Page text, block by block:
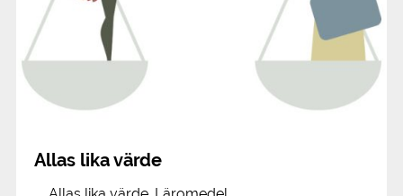
Allas lika värde